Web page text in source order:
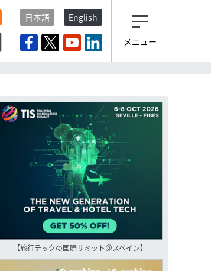
日本語 English
メニュー
【旅行テックの国際サミット＠スペイン】
観光産業ニュース「トラベ
登録済みですよね？
もし未だ登録していないなら…
いますぐ登録する